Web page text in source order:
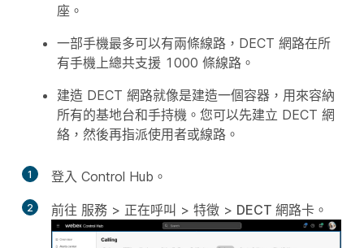
座。
一部手機最多可以有兩條線路，DECT 網路在所
有手機上總共支援 1000 條線路。
建造 DECT 網路就像是建造一個容器，用來容納
所有的基地台和手持機。您可以先建立 DECT 網
絡，然後再指派使用者或線路。
1 登入 Control Hub。
2 前往 服務 > 正在呼叫 > 特徵 > DECT 網路卡 。